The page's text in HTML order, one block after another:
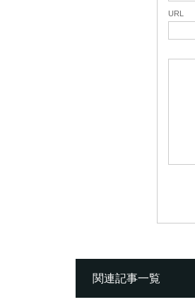
URL
関連記事一覧